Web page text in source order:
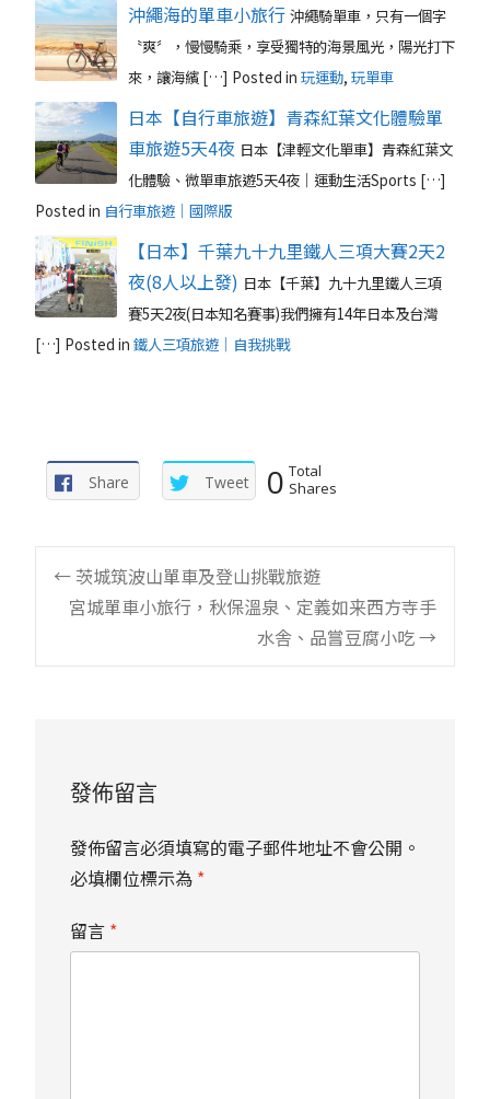
沖繩海的單車小旅行 沖繩騎單車，只有一個字
〝爽〞，慢慢騎乘，享受獨特的海景風光，陽光打下
來，讓海繽 […] Posted in 玩運動, 玩單車
日本【自行車旅遊】青森紅葉文化體驗單
車旅遊5天4夜 日本【津輕文化單車】青森紅葉文
化體驗、微單車旅遊5天4夜｜運動生活Sports […]
Posted in 自行車旅遊｜國際版
【日本】千葉九十九里鐵人三項大賽2天2
夜(8人以上發) 日本【千葉】九十九里鐵人三項
賽5天2夜(日本知名賽事)我們擁有14年日本及台灣
[…] Posted in 鐵人三項旅遊｜自我挑戰
Share Tweet 0 Total
Shares
Post
navigation
← 茨城筑波山單車及登山挑戰旅遊
宮城單車小旅行，秋保溫泉、定義如来西方寺手
水舎、品嘗豆腐小吃→
發佈留言
發佈留言必須填寫的電子郵件地址不會公開。
必填欄位標示為 *
留言 *